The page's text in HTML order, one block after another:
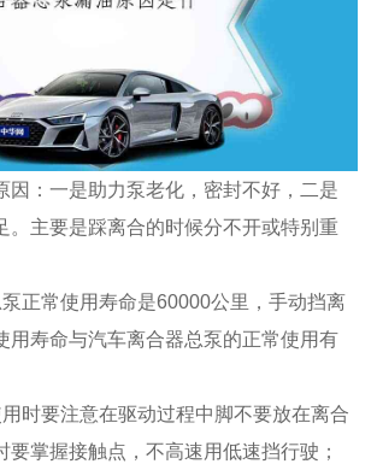
因：一是助力泵老化，密封不好，二是
。主要是踩离合的时候分不开或特别重
正常使用寿命是60000公里，手动挡离
用寿命与汽车离合器总泵的正常使用有
时要注意在驱动过程中脚不要放在离合
要掌握接触点，不高速用低速挡行驶；